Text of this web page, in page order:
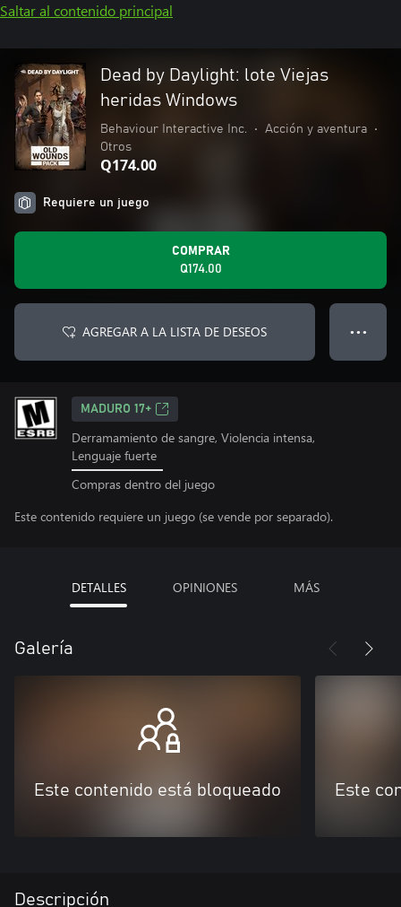
Saltar al contenido principal
Dead by Daylight: lote Viejas
heridas Windows
Behaviour Interactive Inc. • Acción y aventura
•
Otros
Q174.00
Requiere un juego
COMPRAR
Q174.00
AGREGAR A LA LISTA DE DESEOS ● ● ●
MADURO 17+
Derramamiento de sangre, Violencia intensa,
Lenguaje fuerte
Compras dentro del juego
Este contenido requiere un juego (se vende por separado).
DETALLES OPINIONES MÁS
Galería
Este contenido está bloqueado Este
Descripción